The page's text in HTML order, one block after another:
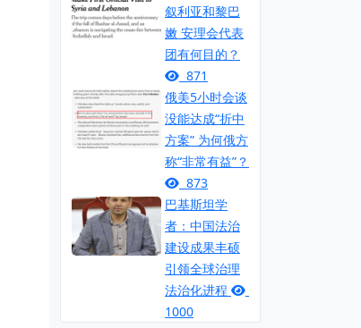
叙利亚和黎巴
嫩 安理会代表
团有何目的？
871
俄美5小时会谈
没能达成“折中
方案” 为何俄方
称“非常有益”？
873
巴基斯坦学
者：中国法治
建设成果丰硕
引领全球治理
法治化进程
1000